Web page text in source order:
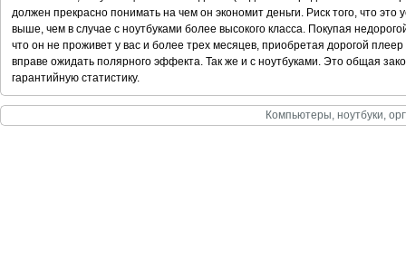
должен прекрасно понимать на чем он экономит деньги. Риск того, что это
выше, чем в случае с ноутбуками более высокого класса. Покупая
что он не проживет у вас и более трех месяцев, приобретая дорогой
вправе ожидать полярного эффекта. Так же и с ноутбуками. Это общая
гарантийную статистику.
Компьютеры, ноутбуки,